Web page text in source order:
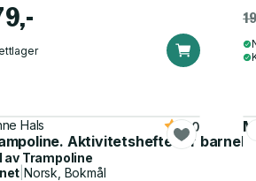
Hals
Aktivitetshefte for
5.0
av Trampoline
Norsk, Bokmål